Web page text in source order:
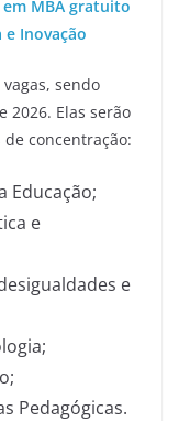
em MBA gratuito
e Inovação
sendo
2026. Elas serão
concentração:
Educação;
e
e
Pedagógicas.